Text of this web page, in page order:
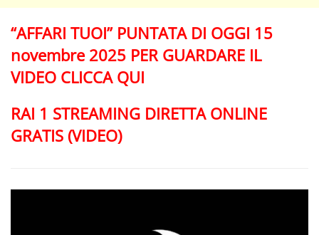
“AFFARI TUOI” PUNTATA DI OGGI 15
novembre 2025 PER GUARDARE IL
VIDEO CLICCA QUI
RAI 1 STREAMING DIRETTA ONLINE
GRATIS (VIDEO)